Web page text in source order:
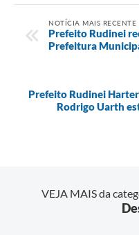
NOTÍCIA MAIS RECENTE
Prefeito Rudinei
Prefeitura
Prefeito Rudinei
Rodrigo Uarth
VEJA MAIS da